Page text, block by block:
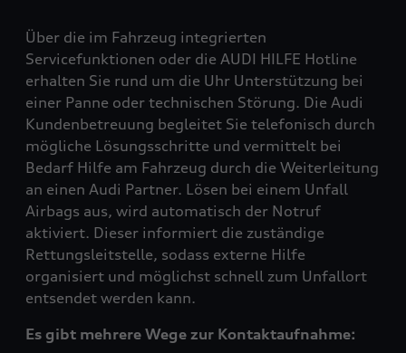
Über die im Fahrzeug integrierten
Servicefunktionen oder die AUDI HILFE Hotline
erhalten Sie rund um die Uhr Unterstützung bei
einer Panne oder technischen Störung. Die Audi
Kundenbetreuung begleitet Sie telefonisch durch
mögliche Lösungsschritte und vermittelt bei
Bedarf Hilfe am Fahrzeug durch die Weiterleitung
an einen Audi Partner. Lösen bei einem Unfall
Airbags aus, wird automatisch der Notruf
aktiviert. Dieser informiert die zuständige
Rettungsleitstelle, sodass externe Hilfe
organisiert und möglichst schnell zum Unfallort
entsendet werden kann.
Es gibt mehrere Wege zur Kontaktaufnahme: